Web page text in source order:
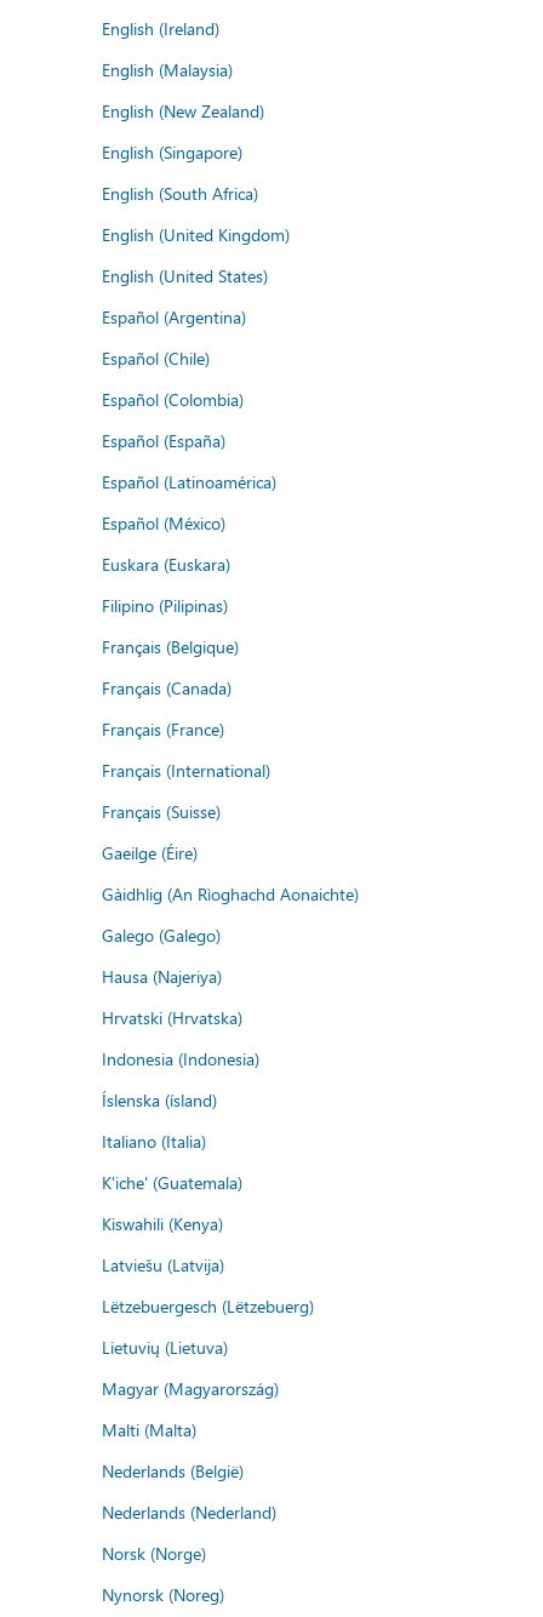
English (Ireland)
English (Malaysia)
English (New Zealand)
English (Singapore)
English (South Africa)
English (United Kingdom)
English (United States)
Español (Argentina)
Español (Chile)
Español (Colombia)
Español (España)
Español (Latinoamérica)
Español (México)
Euskara (Euskara)
Filipino (Pilipinas)
Français (Belgique)
Français (Canada)
Français (France)
Français (International)
Français (Suisse)
Gaeilge (Éire)
Gàidhlig (An Rìoghachd Aonaichte)
Galego (Galego)
Hausa (Najeriya)
Hrvatski (Hrvatska)
Indonesia (Indonesia)
Íslenska (ísland)
Italiano (Italia)
K'iche' (Guatemala)
Kiswahili (Kenya)
Latviešu (Latvija)
Lëtzebuergesch (Lëtzebuerg)
Lietuvių (Lietuva)
Magyar (Magyarország)
Malti (Malta)
Nederlands (België)
Nederlands (Nederland)
Norsk (Norge)
Nynorsk (Noreg)